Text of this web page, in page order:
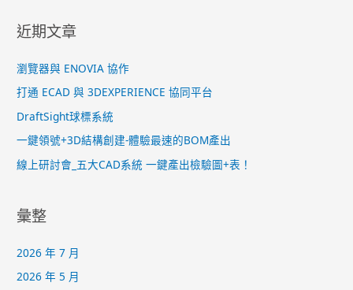
近期文章
瀏覽器與 ENOVIA 協作
打通 ECAD 與 3DEXPERIENCE 協同平台
DraftSight球標系統
一鍵領號+3D結構創建-體驗最速的BOM產出
線上研討會_五大CAD系統 一鍵產出檢驗圖+表！
彙整
2026 年 7 月
2026 年 5 月